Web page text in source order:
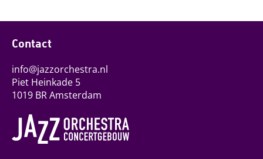
Contact
info@jazzorchestra.nl
Piet Heinkade 5
1019 BR Amsterdam